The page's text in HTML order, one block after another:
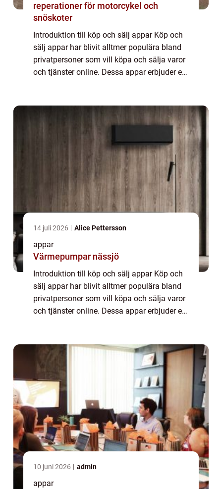
reperationer för motorcykel och
snöskoter
Introduktion till köp och sälj appar Köp och
sälj appar har blivit alltmer populära bland
privatpersoner som vill köpa och sälja varor
och tjänster online. Dessa appar erbjuder en
14 juli 2026 Alice Pettersson
appar
Värmepumpar nässjö
Introduktion till köp och sälj appar Köp och
sälj appar har blivit alltmer populära bland
privatpersoner som vill köpa och sälja varor
och tjänster online. Dessa appar erbjuder en
10 juni 2026 admin
appar